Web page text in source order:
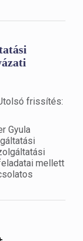
frissítés:
Gyula
mellett